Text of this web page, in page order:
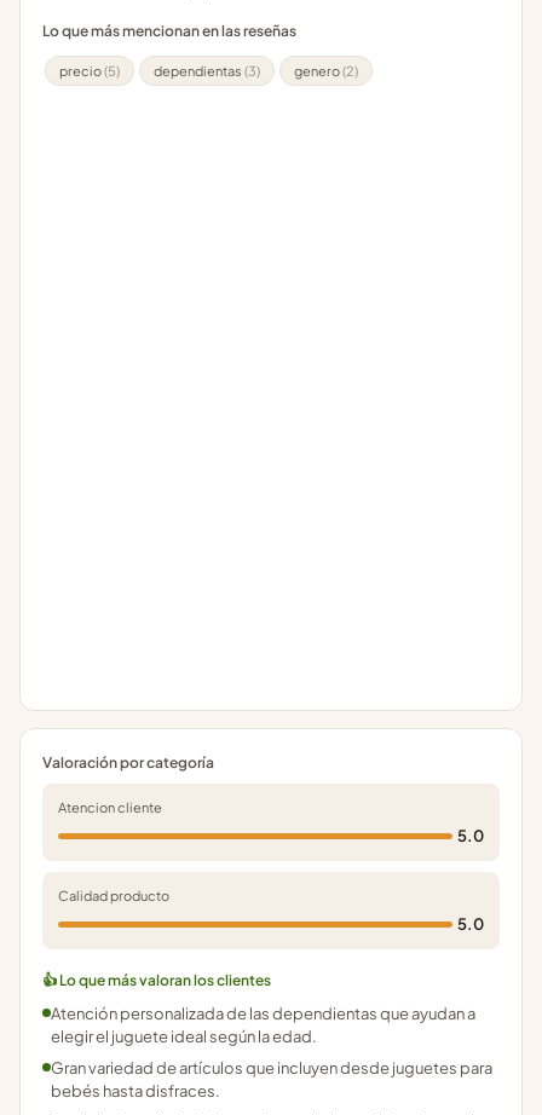
Lo que más mencionan en las reseñas
precio(5) dependientas (3) genero(2)
Valoración por categoría
Atencion cliente
5.0
Calidad producto
5.0
👍 Lo que más valoran los clientes
Atención personalizada de las dependientas que ayudan a
elegir el juguete ideal según la edad.
Gran variedad de artículos que incluyen desde juguetes para
bebés hasta disfraces.